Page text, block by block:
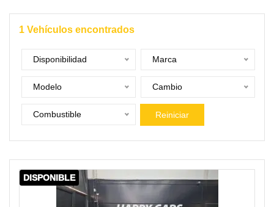
1 Vehículos encontrados
Disponibilidad Marca
Modelo Cambio
Combustible Reiniciar
DISPONIBLE